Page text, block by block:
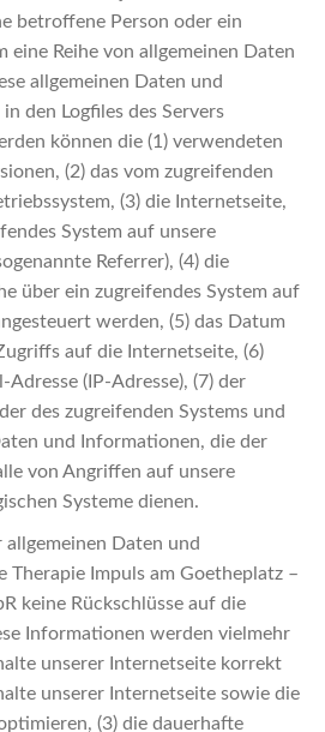
betroffene Person oder ein
eine Reihe von allgemeinen Daten
allgemeinen Daten und
den Logfiles des Servers
können die (1) verwendeten
(2) das vom zugreifenden
(3) die Internetseite,
System auf unsere
Referrer), (4) die
über ein zugreifendes System auf
werden, (5) das Datum
auf die Internetseite, (6)
(IP-Adresse), (7) der
des zugreifenden Systems und
und Informationen, die der
von Angriffen auf unsere
Systeme dienen.
allgemeinen Daten und
Therapie Impuls am Goetheplatz –
keine Rückschlüsse auf die
Informationen werden vielmehr
unserer Internetseite korrekt
unserer Internetseite sowie die
(3) die dauerhafte